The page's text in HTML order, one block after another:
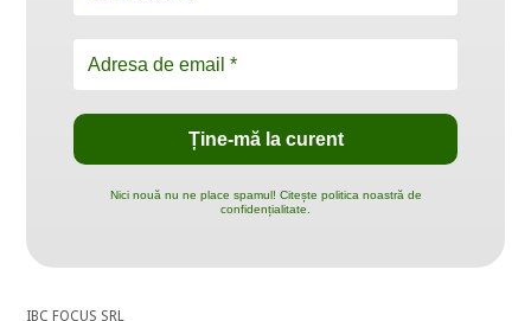
Nici nouă nu ne place spamul! Citește politica noastră de
confidențialitate.
IBC FOCUS SRL